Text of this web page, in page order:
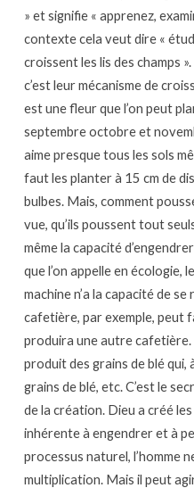
» et signifie « apprenez,
contexte cela veut dire «
croissent les lis des champs
c’est leur mécanisme de
est une fleur que l’on peut
septembre octobre et
aime presque tous les sols
faut les planter à 15 cm de
bulbes. Mais, comment
vue, qu’ils poussent tout
même la capacité
que l’on appelle en écologie,
machine n’a la capacité de se
cafetière, par exemple, peut
produira une autre
produit des grains de blé
grains de blé, etc. C’est le
de la création. Dieu a créé
inhérente à engendrer et à
processus naturel, l’homme
multiplication. Mais il peut